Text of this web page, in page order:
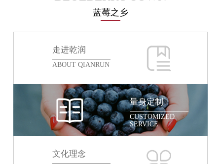
蓝莓之乡
走进乾润
ABOUT QIANRUN
量身定制
CUSTOMIZED
SERVICE
文化理念